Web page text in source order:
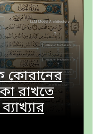
কোরানের
রাখতে